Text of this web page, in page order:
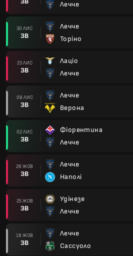
Лечче
30 ЛИС
ЗВ
Лечче
Торіно
23 ЛИС
ЗВ
Лаціо
Лечче
08 ЛИС
ЗВ
Лечче
Верона
02 ЛИС
ЗВ
Фіорентина
Лечче
28 ЖОВ
ЗВ
Лечче
Наполі
25 ЖОВ
ЗВ
Удінезе
Лечче
18 ЖОВ
ЗВ
Лечче
Сассуоло